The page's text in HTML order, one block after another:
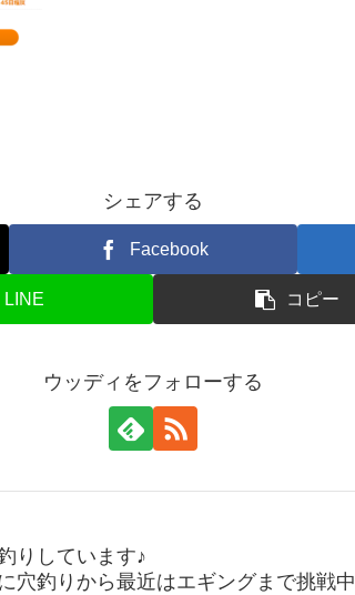
シェアする
Facebook
LINE コピー
ウッディをフォローする
りしています♪
穴釣りから最近はエギングまで挑戦中